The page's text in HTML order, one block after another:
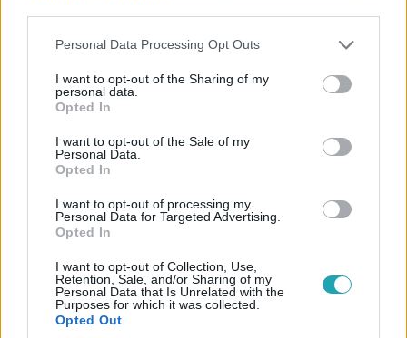
Please note that this website/app uses one or more Google
not limited to your visit or usage behaviour. You may click to
grant or deny consent to Google and its third-party tags to
use your data for below specified purposes in below Google
consent section.
Personal Data Processing Opt Outs
I want to opt-out of the Sharing of my
personal data.
Opted In
I want to opt-out of the Sale of my
Personal Data.
Opted In
I want to opt-out of processing my
Personal Data for Targeted Advertising.
Opted In
I want to opt-out of Collection, Use,
Retention, Sale, and/or Sharing of my
Personal Data that Is Unrelated with the
Purposes for which it was collected.
Opted Out
Belföld
Ujhelyi István szerint a Fidesz kedvéért
lehetetlenítette el őt az MSZP
Molnár Zsolttal az élen.